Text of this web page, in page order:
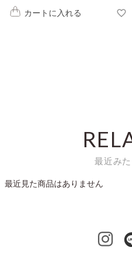
カートに入れる
最近み
最近見た商品はありません